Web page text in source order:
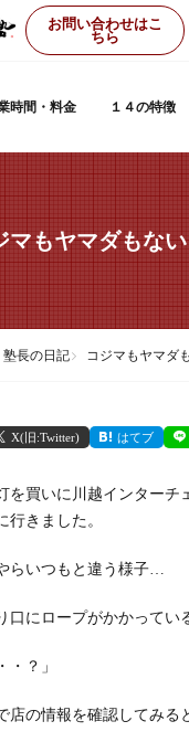
お問い合わせはこ
ちら
時間・料金 １４の特徴
マもヤマダもな
塾長の日記 コジマもヤマダ
X(旧:Twitter) はてブ
を買いに川越インターチ
行きました。
らいつもと違う様子…
口にロープがかかってい
・？」
店の情報を確認してみる